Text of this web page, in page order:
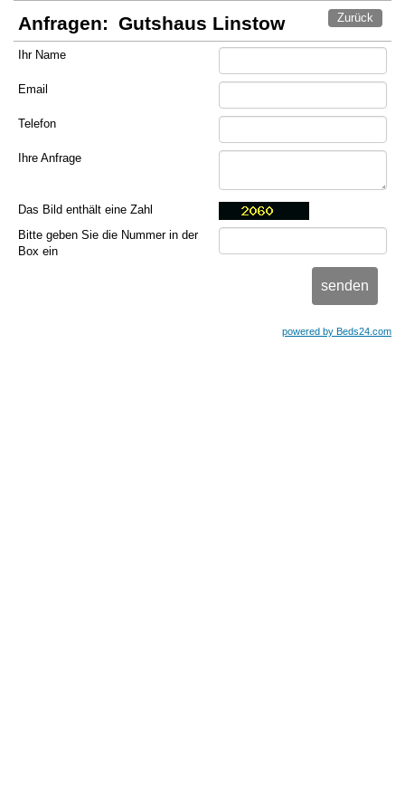
Zurück
Anfragen: Gutshaus Linstow
Ihr Name
Email
Telefon
Ihre Anfrage
Das Bild enthält eine Zahl
Bitte geben Sie die Nummer in der
Box ein
powered by Beds24.com